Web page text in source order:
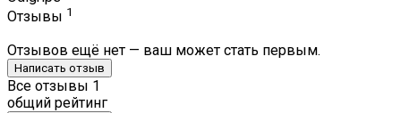
Отзывы 1
Отзывов ещё нет — ваш может стать первым.
Написать отзыв
Все отзывы 1
общий рейтинг